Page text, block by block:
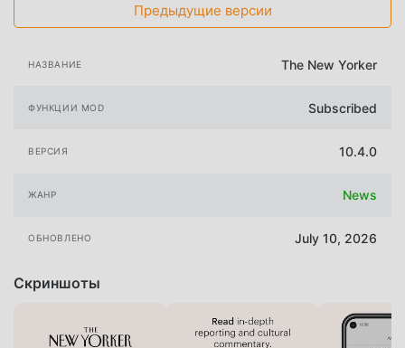
Предыдущие версии
НАЗВАНИЕ The New Yorker
ФУНКЦИИ MOD Subscribed
ВЕРСИЯ 10.4.0
ЖАНР News
ОБНОВЛЕНО July 10, 2026
Скриншоты